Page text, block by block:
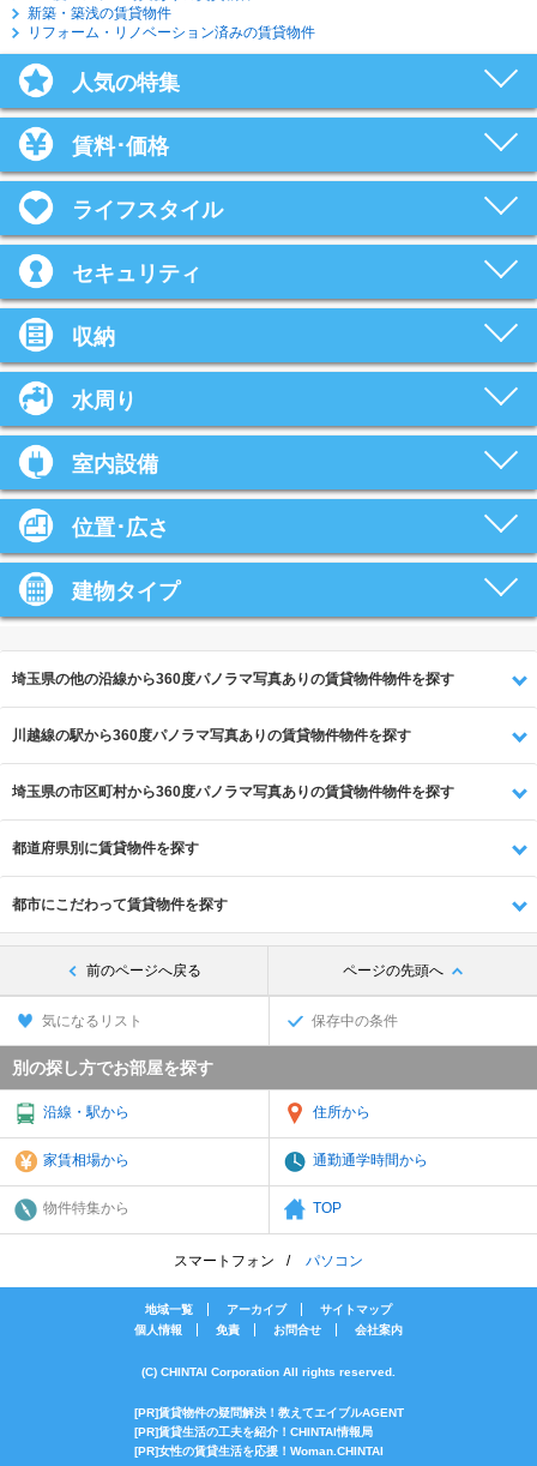
新築・築浅の賃貸物件
リフォーム・リノベーション済みの賃貸物件
人気の特集
賃料･価格
ライフスタイル
セキュリティ
収納
水周り
室内設備
位置･広さ
建物タイプ
埼玉県の他の沿線から360度パノラマ写真ありの賃貸物件物件を探す
川越線の駅から360度パノラマ写真ありの賃貸物件物件を探す
埼玉県の市区町村から360度パノラマ写真ありの賃貸物件物件を探す
都道府県別に賃貸物件を探す
都市にこだわって賃貸物件を探す
前のページへ戻る ページの先頭へ
気になるリスト 保存中の条件
別の探し方でお部屋を探す
沿線・駅から 住所から
家賃相場から 通勤通学時間から
物件特集から TOP
スマートフォン パソコン
地域一覧 アーカイブ
サイトマップ
個人情報
免責 お問合せ 会社案内
(C) CHINTAI Corporation All rights reserved.
[PR]賃貸物件の疑問解決！教えてエイブルAGENT
[PR]賃貸生活の工夫を紹介！CHINTAI情報局
[PR]女性の賃貸生活を応援！Woman.CHINTAI